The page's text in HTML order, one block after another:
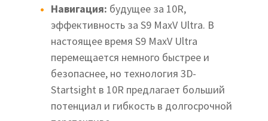
Навигация: будущее за 10R,
эффективность за S9 MaxV Ultra. В
настоящее время S9 MaxV Ultra
перемещается немного быстрее и
безопаснее, но технология 3D-
Startsight в 10R предлагает больший
потенциал и гибкость в долгосрочной